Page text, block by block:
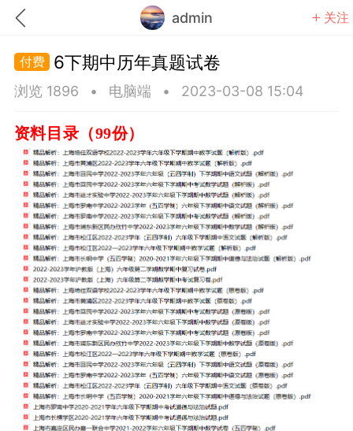
admin 关注
题库 赚题库券 充值
赚金币和题库券
加入上海学习交流群，资料免费领
0
转发了
烟舞
6下期中历年真题试卷
浏览 1896 • 电脑端 • 2023-03-08 15:04
资料目录（99份）